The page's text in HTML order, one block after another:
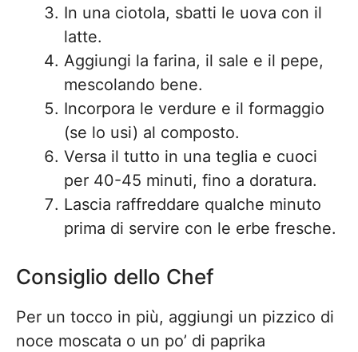
In una ciotola, sbatti le uova con il
latte.
Aggiungi la farina, il sale e il pepe,
mescolando bene.
Incorpora le verdure e il formaggio
(se lo usi) al composto.
Versa il tutto in una teglia e cuoci
per 40-45 minuti, fino a doratura.
Lascia raffreddare qualche minuto
prima di servire con le erbe fresche.
Consiglio dello Chef
Per un tocco in più, aggiungi un pizzico di
noce moscata o un po’ di paprika